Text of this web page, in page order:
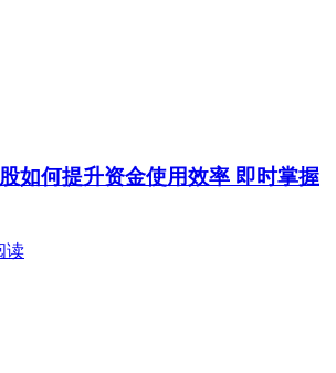
如何提升资金使用效率 即时掌握
读